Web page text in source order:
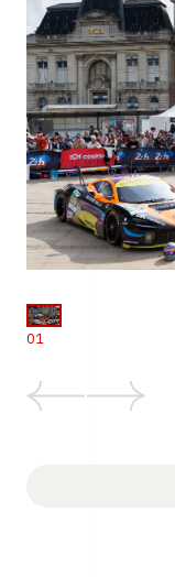
01